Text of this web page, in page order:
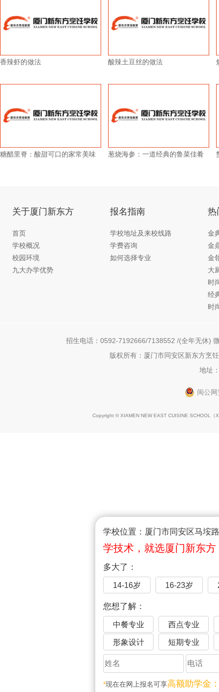
学校位置：厦门市同安区马垵
学技术，就选厦门新东方
多大了：
14-16岁 16-23岁
您想了解：
中餐专业 西点专业
形象设计 短期专业
*现在在网上报名可享高额助学金
香辣虾的做法 酸辣土豆丝的做法
糖醋里脊：酸甜可口的家常美味 葱烧海参：一道经典的鲁菜佳肴
关于厦门新东方
首页
学校概况
校园环境
九大办学优势
报名指南
学校地址及来校线路
学费咨询
如何选择专业
热
金
金
金
大
时
经
时
招生电话：0592-7192666/7138552 /(全年无休)
版权所有：厦门市同安区新东方烹
地址
闽公
Copyright © XIAMEN NEW EAST CUISINE SCHOOL（